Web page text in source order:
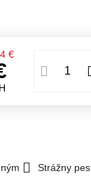
€
Strážny pes